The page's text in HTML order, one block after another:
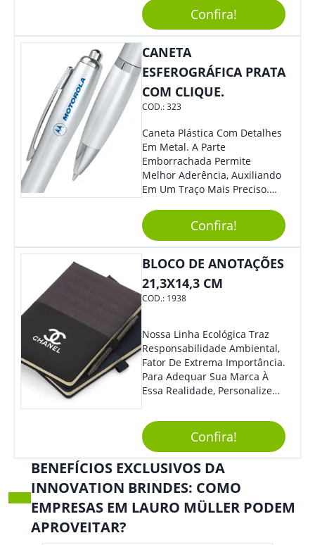
É Composto Por 3 Peças Para
O Auxílio No Preparo De
Carnes, Em Um Lindo Estojo. É
A Garantia De Sucesso Para
Sua Empresa Em Feiras E
Eventos Corporativos.
Confira!
CANETA
ESFEROGRÁFICA PRATA
COM CLIQUE.
COD.:323
Caneta Plástica Com Detalhes
Em Metal. A Parte
Emborrachada Permite
Melhor Aderência, Auxiliando
Em Um Traço Mais Preciso.
Todo Tipo De Evento E
Público.
Confira!
BLOCO DE ANOTAÇÕES
21,3X14,3 CM
COD.: 1938
Nossa Linha Ecológica Traz
Responsabilidade Ambiental,
Fator De Extrema Importância.
Para Adequar Sua Marca À
Essa Realidade, Personalize
Anotações Com Post-It E
Caneta. Elaborado A Partir De
Material Reciclado, O Brinde
Também É Prático, Tornando-
Se Assim Excelente Para Uso
Cotidiano. Perfeito, Não É?!
Confira!
BENEFÍCIOS EXCLUSIVOS DA
INNOVATION BRINDES: COMO
EMPRESAS EM LAURO MÜLLER PODEM
APROVEITAR?